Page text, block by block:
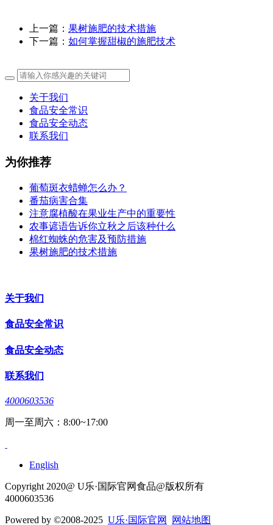
上一篇： 果树施肥的技术措施
下一篇： 如何掌握甜椒的施肥技术
关于我们
食品安全常识
食品安全动态
联系我们
为你推荐
葡萄斑衣蜡蝉怎么办？
番茄病害合集
注意腐植酸在果业生产中的重要性
农事谚语告诉你立秋之后该种什么
棉红蜘蛛的危害及预防措施
果树施肥的技术措施
关于我们
食品安全常识
食品安全动态
联系我们
4000603536
周一至周六：8:00~17:00
English
Copyright 2020@ U乐·国际官网食品@版权所有
4000603536
Powered by ©2008-2025 U乐·国际官网 网站地图